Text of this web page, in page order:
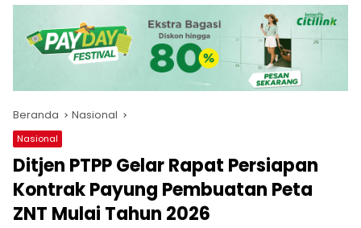
Beranda Nasional
Nasional
Ditjen PTPP Gelar Rapat Persiapan
Kontrak Payung Pembuatan Peta
ZNT Mulai Tahun 2026